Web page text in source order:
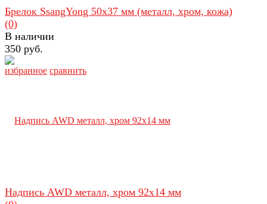
избранное сравнить
Брелок SsangYong 50х37 мм (металл, хром, кожа)
(0)
В наличии
350 руб.
Надпись AWD металл, хром 92х14 мм